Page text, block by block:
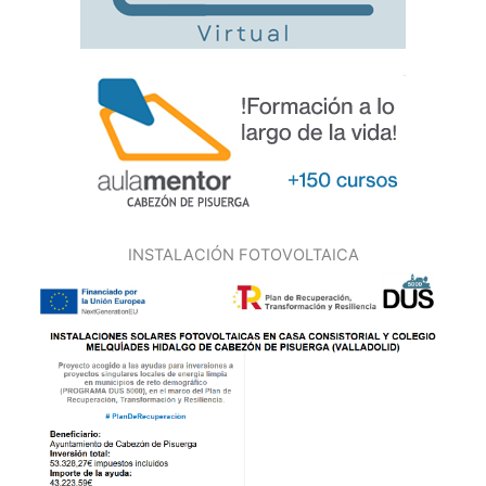
INSTALACIÓN FOTOVOLTAICA